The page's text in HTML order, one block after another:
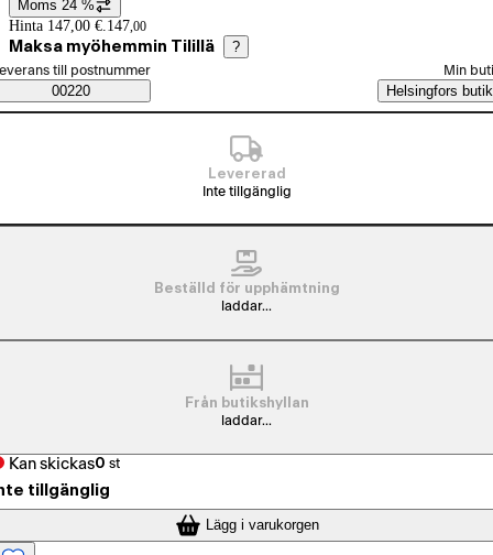
Prisinformation
Moms 24 %
Hinta 147,00 €. 147,00
Maksa myöhemmin Tilillä ?
Saatavuustiedot
beställningssätt
till postnummer
00220
Min
Helsingfors butik
Levererad
Inte tillgänglig
Beställd för upphämtning
laddar...
Från butikshyllan
laddar...
Kan skickas0 st
tillgänglig
Lägg i varukorgen